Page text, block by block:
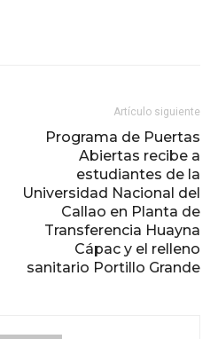
Artículo siguiente
Programa de Puertas
Abiertas recibe a
estudiantes de la
Universidad Nacional del
Callao en Planta de
Transferencia Huayna
Cápac y el relleno
sanitario Portillo Grande